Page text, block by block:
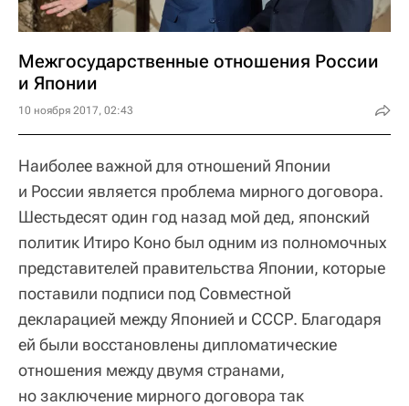
Межгосударственные отношения России
и Японии
10 ноября 2017, 02:43
Наиболее важной для отношений Японии
и России является проблема мирного договора.
Шестьдесят один год назад мой дед, японский
политик Итиро Коно был одним из полномочных
представителей правительства Японии, которые
поставили подписи под Совместной
декларацией между Японией и СССР. Благодаря
ей были восстановлены дипломатические
отношения между двумя странами,
но заключение мирного договора так